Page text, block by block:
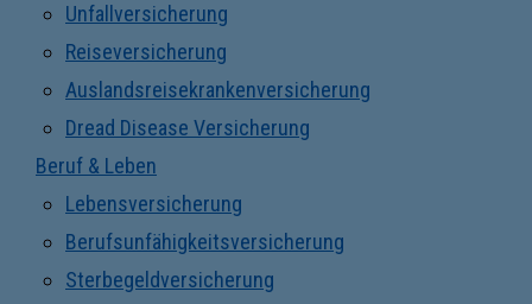
Unfallversicherung
Reiseversicherung
Auslandsreisekrankenversicherung
Dread Disease Versicherung
Beruf & Leben
Lebensversicherung
Berufsunfähigkeitsversicherung
Sterbegeldversicherung